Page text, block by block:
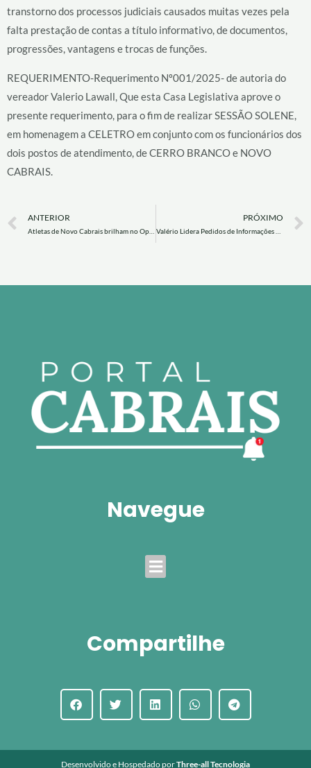
transtorno dos processos judiciais causados muitas vezes pela
falta prestação de contas a título informativo, de documentos,
progressões, vantagens e trocas de funções.
REQUERIMENTO-Requerimento Nº001/2025- de autoria do
vereador Valerio Lawall, Que esta Casa Legislativa aprove o
presente requerimento, para o fim de realizar SESSÃO SOLENE,
em homenagem a CELETRO em conjunto com os funcionários dos
dois postos de atendimento, de CERRO BRANCO e NOVO
CABRAIS.
Prev
ANTERIOR PRÓXIMO
Navegue
Menu
Compartilhe
Desenvolvido e Hospedado porThree-all Tecnologia